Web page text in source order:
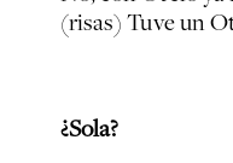
(risas) Tuve un
¿Sola?